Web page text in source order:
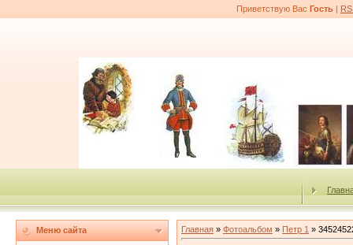
Приветствую Вас Гость |
Меню сайта Главная » Фотоальбом » Петр 1 »